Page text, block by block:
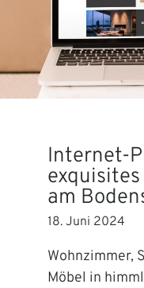
Internet-
am
18. Juni 2024
Wohnzimmer,
Möbel in